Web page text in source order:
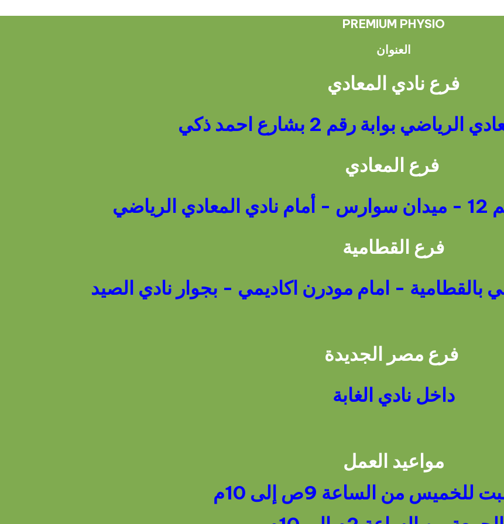
PREMIUM PHYSIO
العنوان
فرع نادي المعادي
بوابة رقم 2 بشارع احمد ذكي
فرع المعادي
فرع القطامية
بالقطامية - امام مودرن اكاديمي - بجوار نادي الصيد
فرع مصر الجديدة
داخل نادي الغابة
مواعيد العمل
من الساعة 9ص إلى 10م